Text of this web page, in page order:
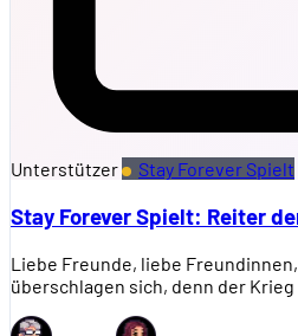
Unterstützer Stay Forever Spielt
Stay Forever Spielt: Reiter
Liebe Freunde, liebe
überschlagen sich, denn der